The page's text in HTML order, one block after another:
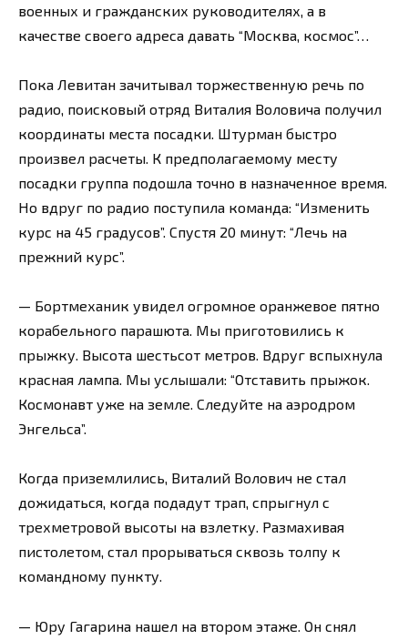
военных и гражданских руководителях, а в
качестве своего адреса давать “Москва, космос”…
Пока Левитан зачитывал торжественную речь по
радио, поисковый отряд Виталия Воловича получил
координаты места посадки. Штурман быстро
произвел расчеты. К предполагаемому месту
посадки группа подошла точно в назначенное время.
Но вдруг по радио поступила команда: “Изменить
курс на 45 градусов”. Спустя 20 минут: “Лечь на
прежний курс”.
— Бортмеханик увидел огромное оранжевое пятно
корабельного парашюта. Мы приготовились к
прыжку. Высота шестьсот метров. Вдруг вспыхнула
красная лампа. Мы услышали: “Отставить прыжок.
Космонавт уже на земле. Следуйте на аэродром
Энгельса”.
Когда приземлились, Виталий Волович не стал
дожидаться, когда подадут трап, спрыгнул с
трехметровой высоты на взлетку. Размахивая
пистолетом, стал прорываться сквозь толпу к
командному пункту.
— Юру Гагарина нашел на втором этаже. Он снял